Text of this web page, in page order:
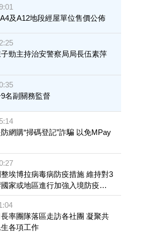
及A12地段經屋單位售價公佈
勁主持治安警察局局長伍素萍
名副關務監督
網購“掃碼登記”詐騙 以免MPay
埃博拉病毒病防疫措施 維持對3
家或地區進行加強入境防疫措
率團隊落區走訪各社團 凝聚共
各項工作